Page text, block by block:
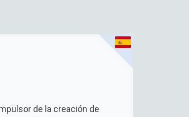
de la creación de